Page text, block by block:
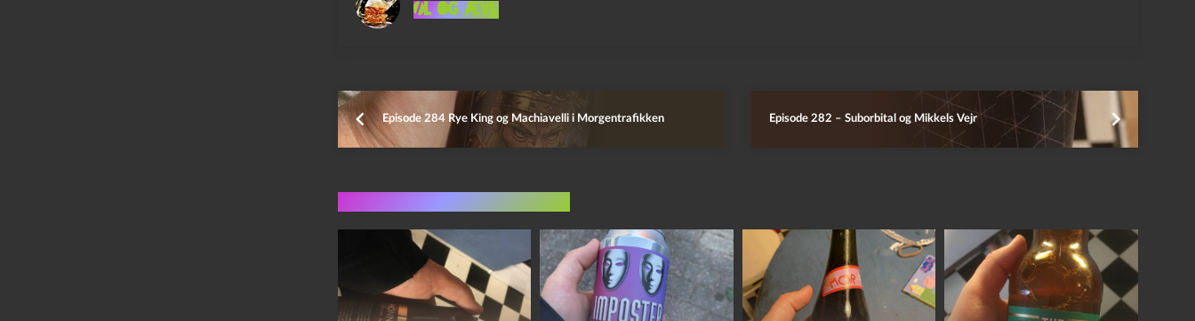
Øl og Ævl
Episode 284 Rye King og Machiavelli i Morgentrafikken Episode 282 – Suborbital og Mikkels Vejr